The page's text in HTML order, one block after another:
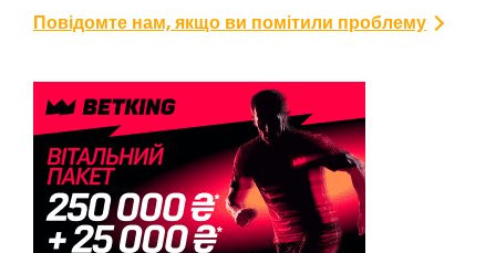
Повідомте нам, якщо ви помітили проблему